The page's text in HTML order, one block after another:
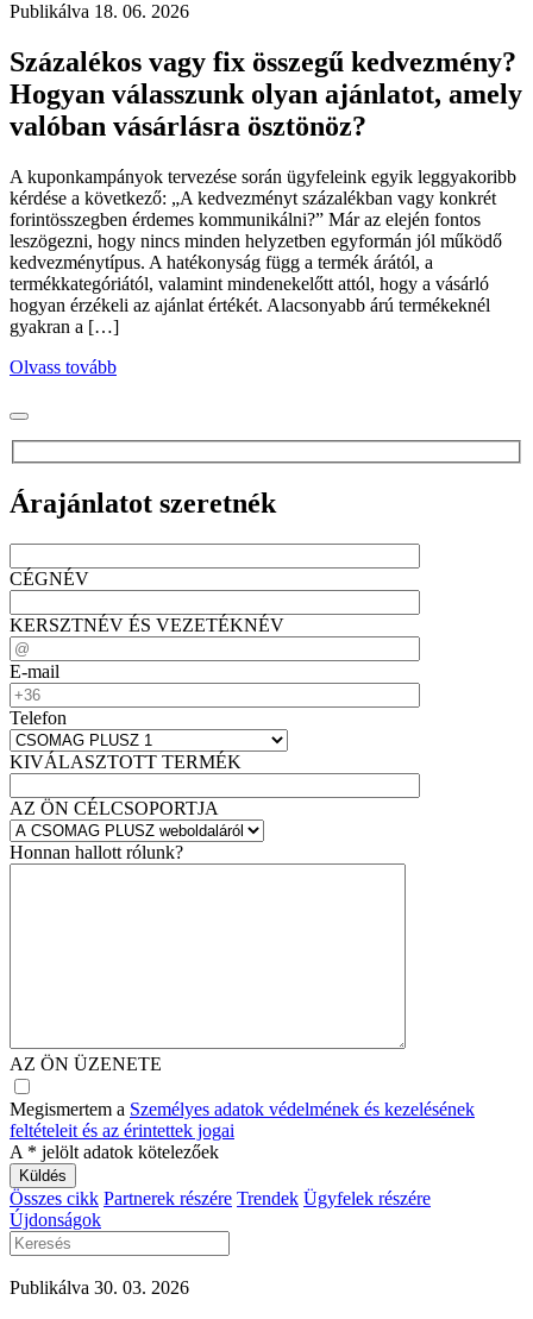
Publikálva 18. 06. 2026
Százalékos vagy fix összegű kedvezmény?
Hogyan válasszunk olyan ajánlatot, amely
valóban vásárlásra ösztönöz?
A kuponkampányok tervezése során ügyfeleink egyik leggyakoribb
kérdése a következő: „A kedvezményt százalékban vagy konkrét
forintösszegben érdemes kommunikálni?” Már az elején fontos
leszögezni, hogy nincs minden helyzetben egyformán jól működő
kedvezménytípus. A hatékonyság függ a termék árától, a
termékkategóriától, valamint mindenekelőtt attól, hogy a vásárló
hogyan érzékeli az ajánlat értékét. Alacsonyabb árú termékeknél
gyakran a […]
Olvass tovább
Árajánlatot szeretnék
CÉGNÉV
KERSZTNÉV ÉS VEZETÉKNÉV
E-mail
Telefon
KIVÁLASZTOTT TERMÉK
AZ ÖN CÉLCSOPORTJA
Honnan hallott rólunk?
AZ ÖN ÜZENETE
Megismertem a Személyes adatok védelmének és kezelésének
feltételeit és az érintettek jogai
A * jelölt adatok kötelezőek
Összes cikk Partnerek részére Trendek Ügyfelek részére
Újdonságok
Publikálva 30. 03. 2026